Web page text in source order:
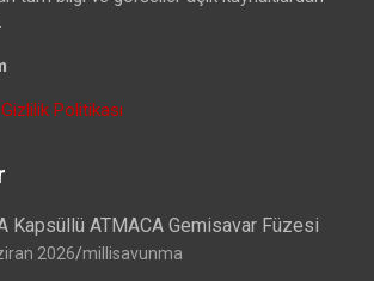
Politikası
Kapsüllü ATMACA Gemisavar Füzesi
2026 millisavunma